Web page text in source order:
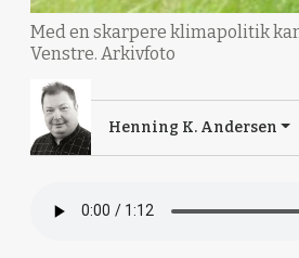
Med en skarpere klimapolitik
Venstre. Arkivfoto
Henning K. Andersen